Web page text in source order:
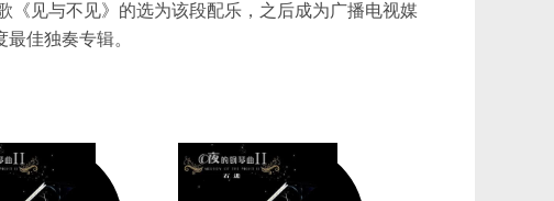
《见与不见》的选为该段配乐，之后成为广播电视媒
佳独奏专辑。